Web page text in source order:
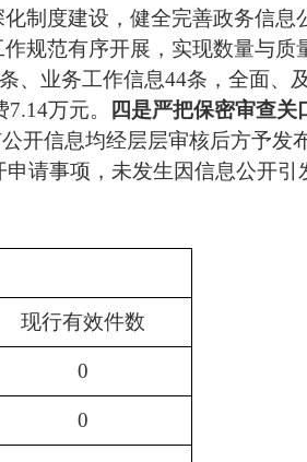
制度建设，健全完善政务信息
规范有序开展，实现数量与质
条、业务工作信息44条，全面、
7.14万元。
四是严把保密审查关
开信息均经层层审核后方予发
请事项，未发生因信息公开引
现行有效件数
0
0